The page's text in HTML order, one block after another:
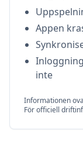
Appen
inte
Informationen
För officiell